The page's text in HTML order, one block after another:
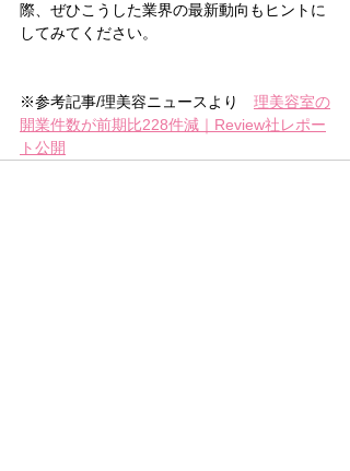
際、ぜひこうした業界の最新動向もヒントに
してみてください。
※参考記事/理美容ニュースより 理美容室の
開業件数が前期比228件減｜Review社レポー
ト公開